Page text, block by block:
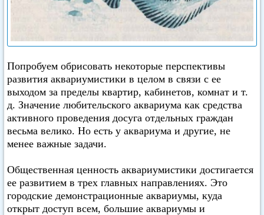
Попробуем обрисовать некоторые перспективы
развития аквариумистики в целом в связи с ее
выходом за пределы квартир, кабинетов, комнат и т.
д. Значение любительского аквариума как средства
активного проведения досуга отдельных граждан
весьма велико. Но есть у аквариума и другие, не
менее важные задачи.
Общественная ценность аквариумистики достигается
ее развитием в трех главных направлениях. Это
городские демонстрационные аквариумы, куда
открыт доступ всем, большие аквариумы и